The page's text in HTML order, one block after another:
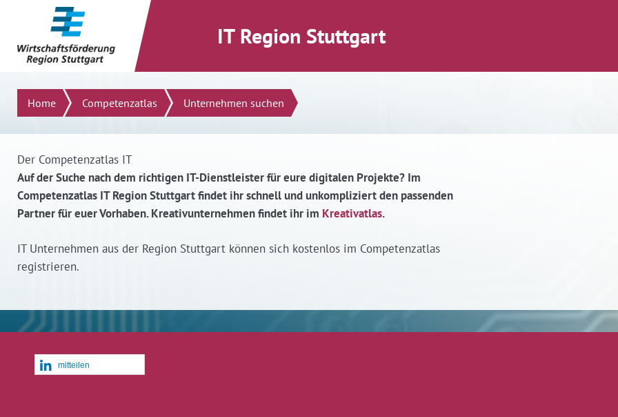
direkt zum Inhalt dieser Seite
direkt zum Menü springen
IT Region Stuttgart
Suchen
Home Competenzatlas Unternehmen suchen
Der Competenzatlas IT
Auf der Suche nach dem richtigen IT-Dienstleister für eure digitalen Projekte? Im
Competenzatlas IT Region Stuttgart findet ihr schnell und unkompliziert den passenden
Partner für euer Vorhaben. Kreativunternehmen findet ihr im Kreativatlas.
IT Unternehmen aus der Region Stuttgart können sich kostenlos im Competenzatlas
registrieren.
mitteilen